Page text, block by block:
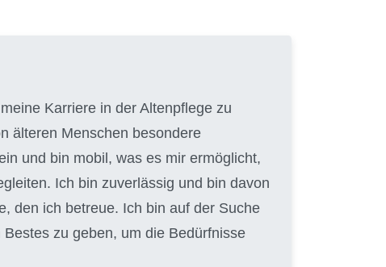
Karriere in der Altenpflege zu
älteren Menschen besondere
und bin mobil, was es mir ermöglicht,
Ich bin zuverlässig und bin davon
den ich betreue. Ich bin auf der Suche
zu geben, um die Bedürfnisse